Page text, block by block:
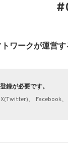
ワークが運営
録が必要です。
、 Facebook